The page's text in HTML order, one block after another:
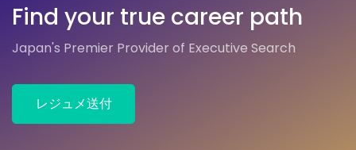
Find your true career path
Japan's Premier Provider of Executive Search
レジュメ送付